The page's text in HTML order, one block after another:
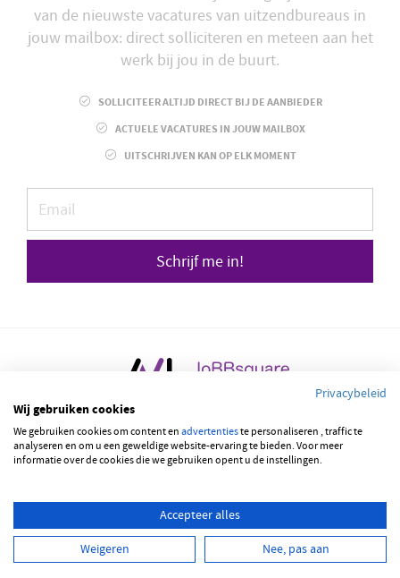
van de nieuwste vacatures van uitzendbureaus in
jouw mailbox: direct solliciteren en meteen aan het
werk bij jou in de buurt.
SOLLICITEER ALTIJD DIRECT BIJ DE AANBIEDER
ACTUELE VACATURES IN JOUW MAILBOX
UITSCHRIJVEN KAN OP ELK MOMENT
Schrijf me in!
NEDERLANDS ENGLISH
Privacybeleid
Wij gebruiken cookies
We gebruiken cookies om content en advertentieste personaliseren , traffic te
analyseren en om u een geweldige website-ervaring te bieden. Voor meer
informatie over de cookies die we gebruiken opent u de instellingen.
Accepteer alles
Weigeren Nee, pas aan